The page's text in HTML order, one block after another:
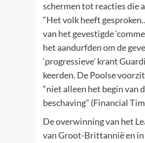
schermen tot reacties die
“Het volk heeft
van het gevestigde
het aandurfden om de
‘progressieve’ krant
keerden. De Poolse
“niet alleen het begin van
beschaving” (Financial
De overwinning van het
van Groot-Brittannië en